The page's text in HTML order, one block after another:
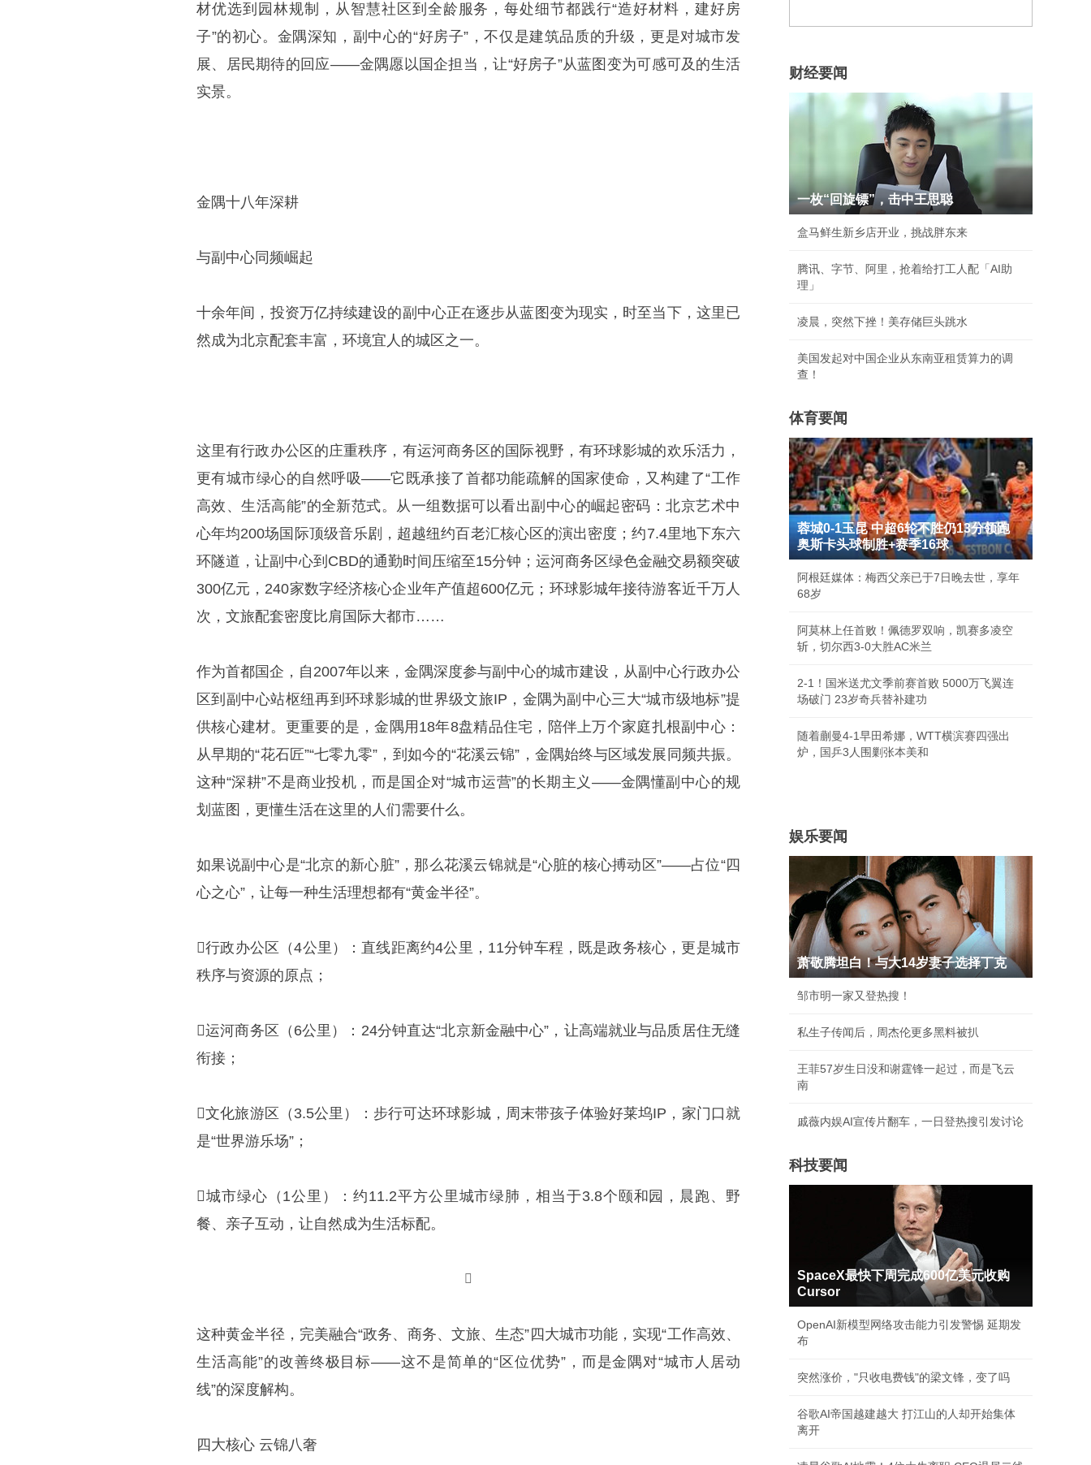
材优选到园林规制，从智慧社区到全龄服务，每处细节都践行“造好材料，建好房
子”的初心。金隅深知，副中心的“好房子”，不仅是建筑品质的升级，更是对城市发
展、居民期待的回应——金隅愿以国企担当，让“好房子”从蓝图变为可感可及的生活
实景。
金隅十八年深耕
与副中心同频崛起
十余年间，投资万亿持续建设的副中心正在逐步从蓝图变为现实，时至当下，这里已
然成为北京配套丰富，环境宜人的城区之一。
这里有行政办公区的庄重秩序，有运河商务区的国际视野，有环球影城的欢乐活力，
更有城市绿心的自然呼吸——它既承接了首都功能疏解的国家使命，又构建了“工作
高效、生活高能”的全新范式。从一组数据可以看出副中心的崛起密码：北京艺术中
心年均200场国际顶级音乐剧，超越纽约百老汇核心区的演出密度；约7.4里地下东六
环隧道，让副中心到CBD的通勤时间压缩至15分钟；运河商务区绿色金融交易额突破
300亿元，240家数字经济核心企业年产值超600亿元；环球影城年接待游客近千万人
次，文旅配套密度比肩国际大都市……
作为首都国企，自2007年以来，金隅深度参与副中心的城市建设，从副中心行政办公
区到副中心站枢纽再到环球影城的世界级文旅IP，金隅为副中心三大“城市级地标”提
供核心建材。更重要的是，金隅用18年8盘精品住宅，陪伴上万个家庭扎根副中心：
从早期的“花石匠”“七零九零”，到如今的“花溪云锦”，金隅始终与区域发展同频共振。
这种“深耕”不是商业投机，而是国企对“城市运营”的长期主义——金隅懂副中心的规
划蓝图，更懂生活在这里的人们需要什么。
如果说副中心是“北京的新心脏”，那么花溪云锦就是“心脏的核心搏动区”——占位“四
心之心”，让每一种生活理想都有“黄金半径”。
行政办公区（4公里）：直线距离约4公里，11分钟车程，既是政务核心，更是城市
秩序与资源的原点；
运河商务区（6公里）：24分钟直达“北京新金融中心”，让高端就业与品质居住无缝
衔接；
文化旅游区（3.5公里）：步行可达环球影城，周末带孩子体验好莱坞IP，家门口就
是“世界游乐场”；
城市绿心（1公里）：约11.2平方公里城市绿肺，相当于3.8个颐和园，晨跑、野
餐、亲子互动，让自然成为生活标配。

这种黄金半径，完美融合“政务、商务、文旅、生态”四大城市功能，实现“工作高效、
生活高能”的改善终极目标——这不是简单的“区位优势”，而是金隅对“城市人居动
线”的深度解构。
四大核心 云锦八奢
财经要闻
一枚“回旋镖”，击中王思聪
盒马鲜生新乡店开业，挑战胖东来
腾讯、字节、阿里，抢着给打工人配「AI助
理」
凌晨，突然下挫！美存储巨头跳水
美国发起对中国企业从东南亚租赁算力的调
查！
体育要闻
蓉城0-1玉昆 中超6轮不胜仍13分领跑
奥斯卡头球制胜+赛季16球
阿根廷媒体：梅西父亲已于7日晚去世，享年
68岁
阿莫林上任首败！佩德罗双响，凯赛多凌空
斩，切尔西3-0大胜AC米兰
2-1！国米送尤文季前赛首败 5000万飞翼连
场破门 23岁奇兵替补建功
随着蒯曼4-1早田希娜，WTT横滨赛四强出
炉，国乒3人围剿张本美和
娱乐要闻
萧敬腾坦白！与大14岁妻子选择丁克
邹市明一家又登热搜！
私生子传闻后，周杰伦更多黑料被扒
王菲57岁生日没和谢霆锋一起过，而是飞云
南
戚薇内娱AI宣传片翻车，一日登热搜引发讨论
科技要闻
SpaceX最快下周完成600亿美元收购
Cursor
OpenAI新模型网络攻击能力引发警惕 延期发
布
突然涨价，"只收电费钱"的梁文锋，变了吗
谷歌AI帝国越建越大 打江山的人却开始集体
离开